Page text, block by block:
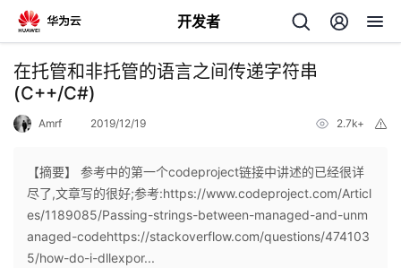
开发者
返
回
个
人
我
在托管和非托管的语言之间传递字符串
(C++/C#)
Amrf 2019/12/19 2.7k+
【摘要】 参考中的第一个codeproject链接中讲述的已经很详
尽了,文章写的很好;参考:https://www.codeproject.com/Articl
es/1189085/Passing-strings-between-managed-and-unm
anaged-codehttps://stackoverflow.com/questions/474103
5/how-do-i-dllexpor...